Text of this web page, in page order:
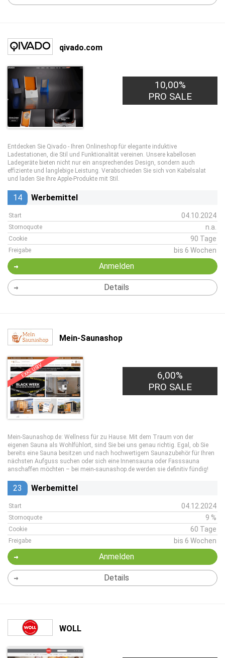
qivado.com
10,00%
PRO SALE
Entdecken Sie Qivado - Ihren Onlineshop für elegante induktive
Ladestationen, die Stil und Funktionalität vereinen. Unsere kabellosen
Ladegeräte bieten nicht nur ein ansprechendes Design, sondern auch
effiziente und langlebige Leistung. Verabschieden Sie sich von Kabelsalat
und laden Sie Ihre Apple-Produkte mit Stil.
14 Werbemittel
Start 04.10.2024
Stornoquote n.a.
Cookie 90 Tage
Freigabe bis 6 Wochen
Anmelden
Details
Mein-Saunashop
EXKLUSIV
6,00%
PRO SALE
Mein-Saunashop.de: Wellness für zu Hause. Mit dem Traum von der
eigenen Sauna als Wohlfühlort, sind Sie bei uns genau richtig. Egal, ob Sie
bereits eine Sauna besitzen und nach hochwertigem Saunazubehör für Ihren
nächsten Aufguss suchen oder sich eine Innensauna oder Fasssauna
anschaffen möchten – bei mein-saunashop.de werden sie definitiv fündig!
23 Werbemittel
Start 04.12.2024
Stornoquote 9 %
Cookie 60 Tage
Freigabe bis 6 Wochen
Anmelden
Details
WOLL